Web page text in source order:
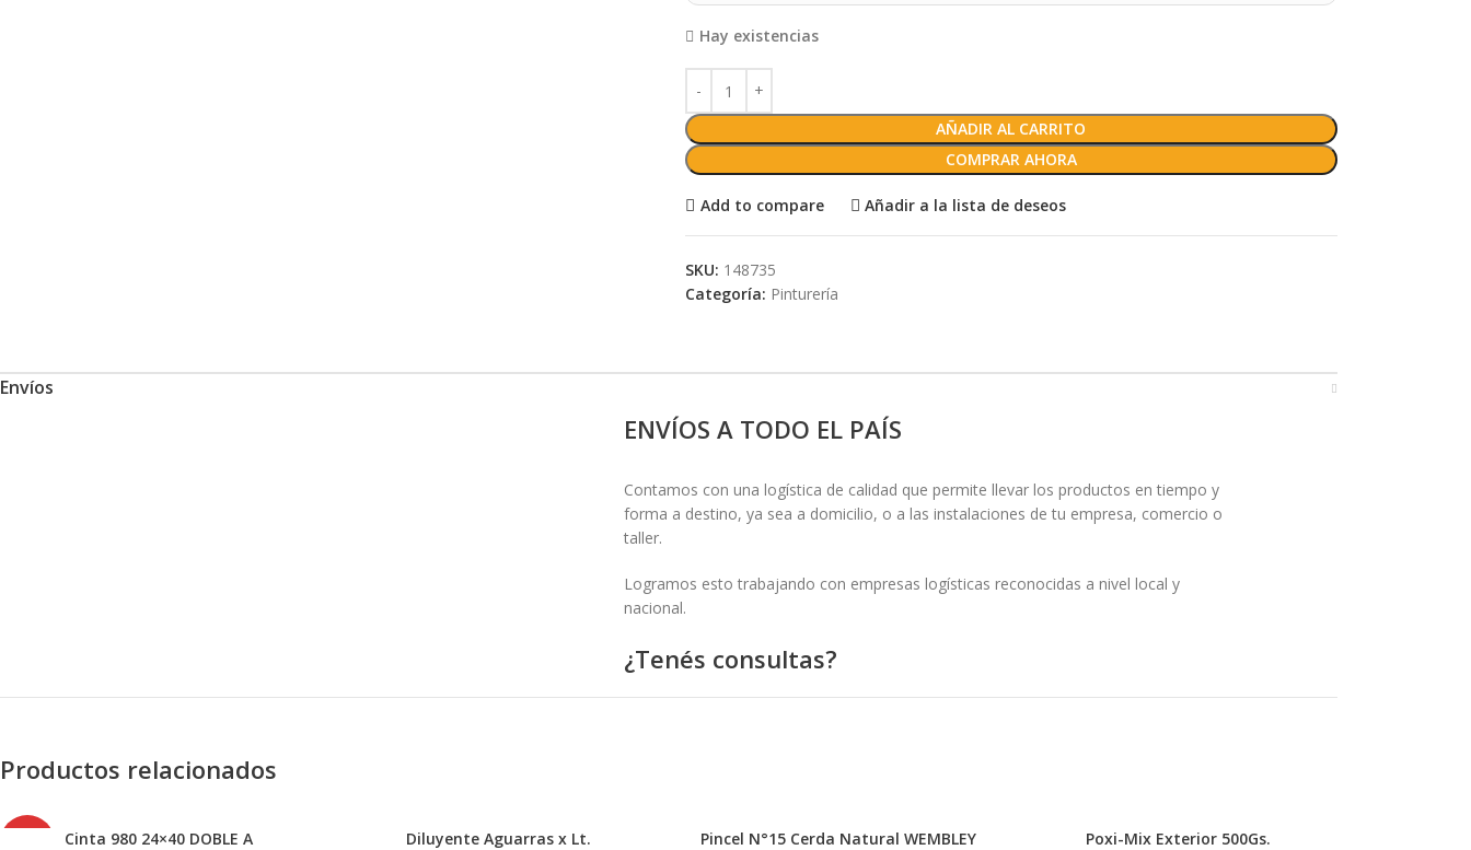
Hay existencias
AÑADIR AL CARRITO
COMPRAR AHORA
Add to compare Añadir a la lista de deseos
SKU: 148735
Categoría: Pinturería
Envíos
ENVÍOS A TODO EL PAÍS
Contamos con una logística de calidad que permite llevar los productos en tiempo y
forma a destino, ya sea a domicilio, o a las instalaciones de tu empresa, comercio o
taller.
Logramos esto trabajando con empresas logísticas reconocidas a nivel local y
nacional.
¿Tenés consultas?
Productos relacionados
AGOT
Cinta 980 24×40 DOBLE A Diluyente Aguarras x Lt. Pincel N°15 Cerda Natural WEMBLEY Poxi-Mix Exterior 500Gs.